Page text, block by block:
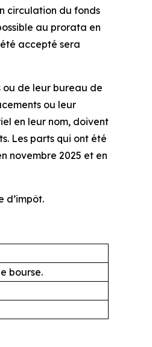
circulation du fonds
au prorata en
accepté sera
ou de leur bureau de
ou leur
en leur nom, doivent
Les parts qui ont été
novembre 2025 et en
d’impôt.
bourse.